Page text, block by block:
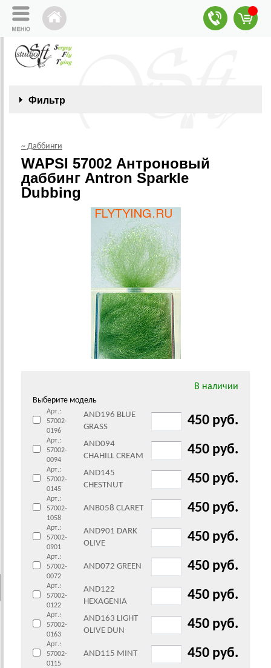
Фильтр
~ Даббинги
WAPSI 57002 Антроновый
даббинг Antron Sparkle
Dubbing
В наличии
Выберите модель
Арт.:
57002-
0196
AND196 BLUE
GRASS
450 руб.
Арт.:
57002-
0094
AND094
CHAHILL CREAM
450 руб.
Арт.:
57002-
0145
AND145
CHESTNUT
450 руб.
Арт.:
57002-
1058
ANB058 CLARET 450 руб.
Арт.:
57002-
0901
AND901 DARK
OLIVE
450 руб.
Арт.:
57002-
0072
AND072 GREEN 450 руб.
Арт.:
57002-
0122
AND122
HEXAGENIA
450 руб.
Арт.:
57002-
0163
AND163 LIGHT
OLIVE DUN
450 руб.
Арт.:
57002-
0115
AND115 MINT 450 руб.